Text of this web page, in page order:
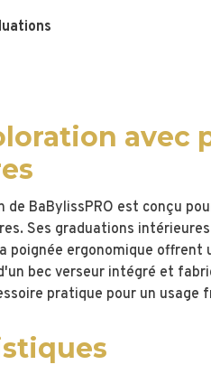
avec
de BaBylissPRO est conçu
Ses graduations
poignée ergonomique
bec verseur intégré et
pratique pour un usage